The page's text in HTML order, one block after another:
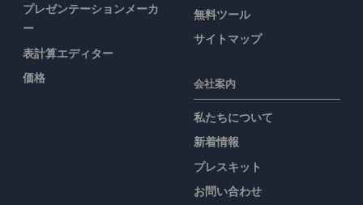
プレゼンテーションメーカ
ー
表計算エディター
価格
無料ツール
サイトマップ
会社案内
私たちについて
新着情報
プレスキット
お問い合わせ